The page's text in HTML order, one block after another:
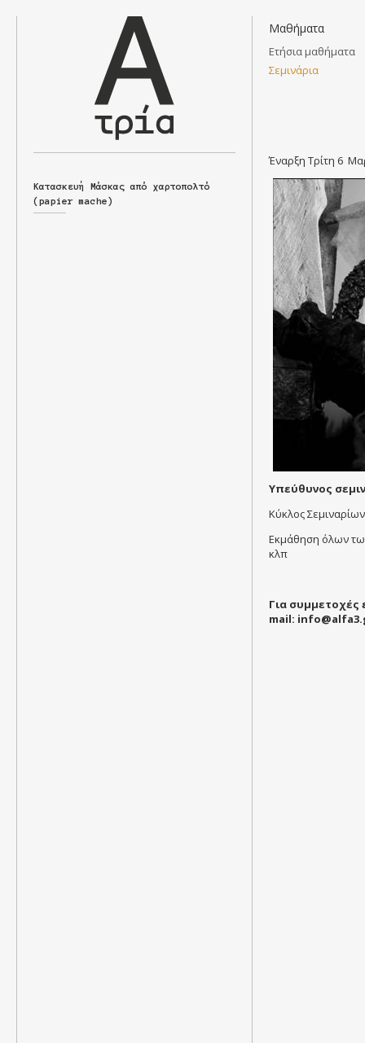
Άλφα
Τρία
Μαθήματα
Ετήσια μαθήματα
Σεμινάρια
Έναρξη Τρίτη 6
Υπεύθυνος
Κύκλος
Εκμάθηση όλων
κλπ
Για συμμετοχές
mail:
Κατασκευή Μάσκας από χαρτοπολτό
(papier mache)